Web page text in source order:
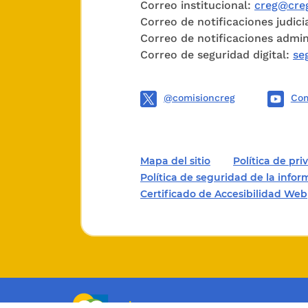
más
En los
Correo institucional:
Correo de notificaciones
Correo de notificaciones
Correo de seguridad digital:
@comisioncreg
Mapa del sitio Política de
Política de seguridad de la
Certificado de Accesibilidad Web